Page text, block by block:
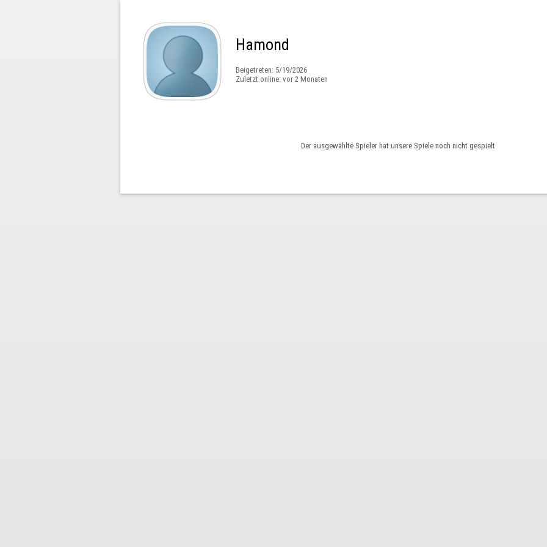
Hamond
Beigetreten: 5/19/2026
Zuletzt online: vor 2 Monaten
Der ausgewählte Spieler hat unsere Spiele noch nicht gespielt